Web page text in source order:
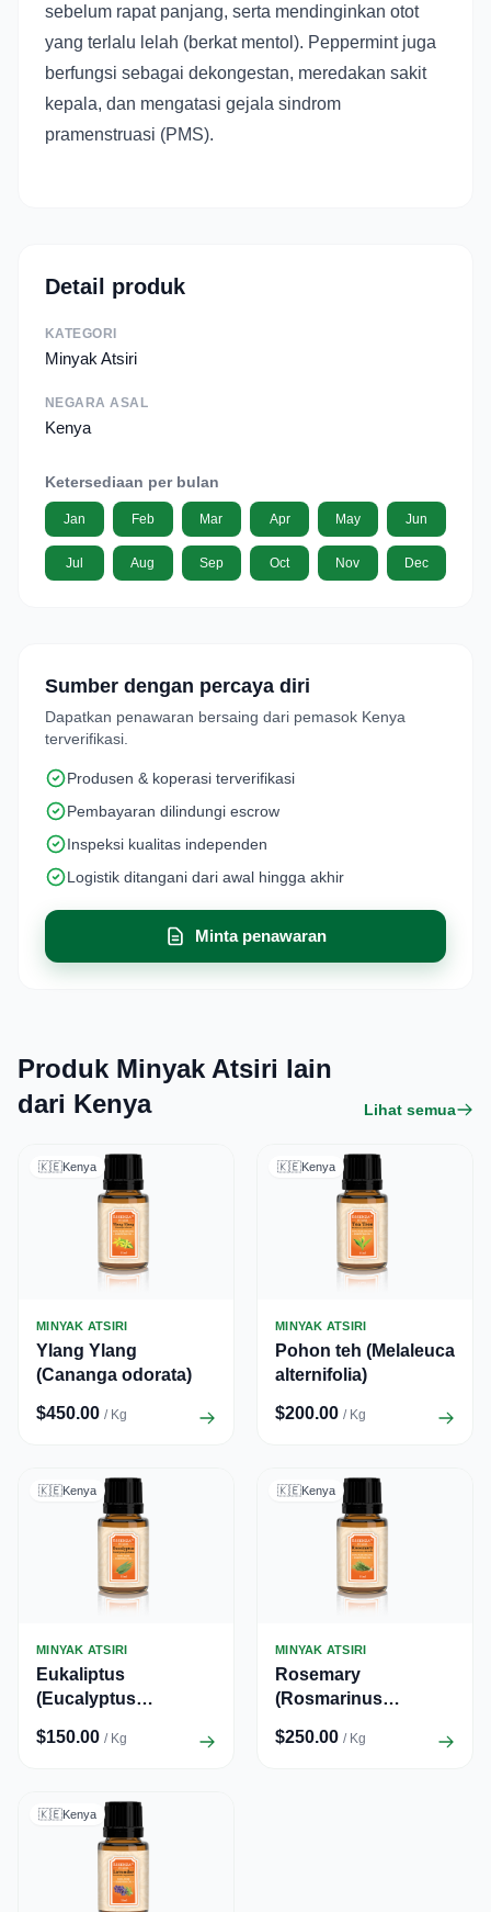
sebelum rapat panjang, serta mendinginkan otot
yang terlalu lelah (berkat mentol). Peppermint juga
berfungsi sebagai dekongestan, meredakan sakit
kepala, dan mengatasi gejala sindrom
pramenstruasi (PMS).
Detail produk
KATEGORI
Minyak Atsiri
NEGARA ASAL
Kenya
Ketersediaan per bulan
Jan Feb Mar Apr May Jun
Jul Aug Sep Oct Nov Dec
Sumber dengan percaya diri
Dapatkan penawaran bersaing dari pemasok Kenya
terverifikasi.
Produsen & koperasi terverifikasi
Pembayaran dilindungi escrow
Inspeksi kualitas independen
Logistik ditangani dari awal hingga akhir
Minta penawaran
Produk Minyak Atsiri lain
dari Kenya
Lihat semua
🇰🇪Kenya
MINYAK ATSIRI
Ylang Ylang
(Cananga odorata)
$450.00 / Kg
🇰🇪Kenya
MINYAK ATSIRI
Pohon teh (Melaleuca
alternifolia)
$200.00 / Kg
🇰🇪Kenya
MINYAK ATSIRI
Eukaliptus
(Eucalyptus
$150.00 / Kg
🇰🇪Kenya
MINYAK ATSIRI
Rosemary
(Rosmarinus
$250.00 / Kg
🇰🇪Kenya